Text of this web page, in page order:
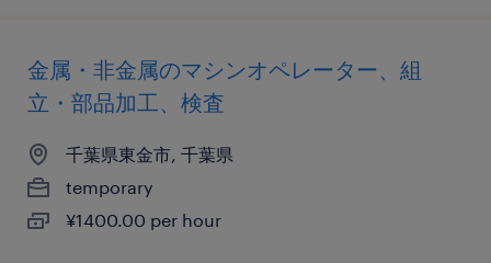
金属・非金属のマシンオペレーター、組
立・部品加工、検査
千葉県東金市, 千葉県
temporary
¥1400.00 per hour